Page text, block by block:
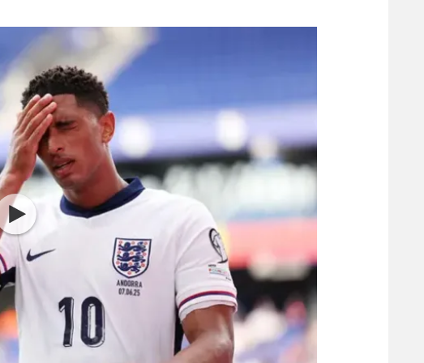
גיימינג E-Sports
תנאי שימוש
מדיניות פרטיות
רשיון להקרנה פומבית לבית עסק
הצטרפות לחבילת הערוצים
לוח דרושים – ג'ובנט
הפועל תל אביב
הפועל חיפה
הפועל באר שבע
מכבי נתניה
בני יהודה